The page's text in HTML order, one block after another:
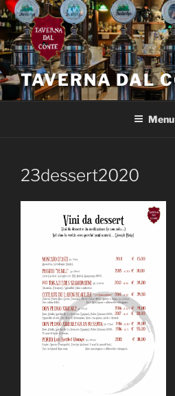
Salta
al
contenuto
TAVERNA DAL
Menu
23dessert2020